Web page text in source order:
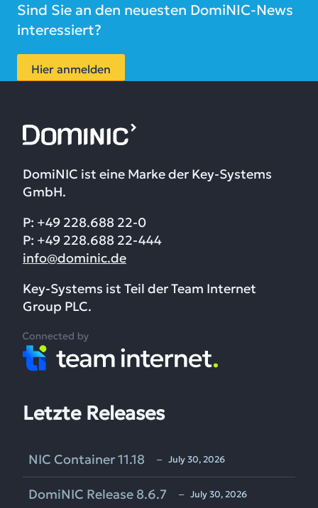
Sind Sie an den neuesten DomiNIC-News
interessiert?
Hier anmelden
DomiNIC ist eine Marke der Key-Systems
GmbH.
P: +49 228.688 22-0
P: +49 228.688 22-444
info@dominic.de
Key-Systems ist Teil der Team Internet
Group PLC.
Letzte Releases
NIC Container 11.18 ‒ July 30, 2026
DomiNIC Release 8.6.7 ‒ July 30, 2026